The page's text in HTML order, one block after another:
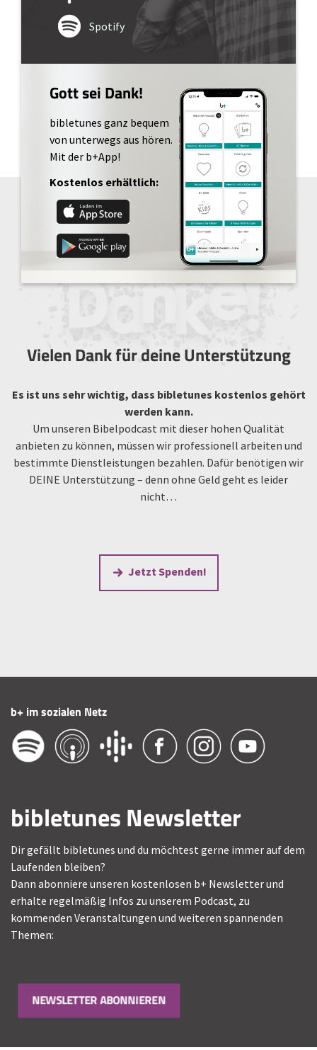
Spotify
Gott sei Dank!
bibletunes ganz bequem
von unterwegs aus hören.
Mit der b+App!
Kostenlos erhältlich:
Vielen Dank für deine Unterstützung
Es ist uns sehr wichtig, dass bibletunes kostenlos gehört
werden kann.
Um unseren Bibelpodcast mit dieser hohen Qualität
anbieten zu können, müssen wir professionell arbeiten und
bestimmte Dienstleistungen bezahlen. Dafür benötigen wir
DEINE Unterstützung – denn ohne Geld geht es leider
nicht…
Jetzt Spenden!
b+ im sozialen Netz
bibletunes Newsletter
Dir gefällt bibletunes und du möchtest gerne immer auf dem
Laufenden bleiben?
Dann abonniere unseren kostenlosen b+ Newsletter und
erhalte regelmäßig Infos zu unserem Podcast, zu
kommenden Veranstaltungen und weiteren spannenden
Themen:
NEWSLETTER ABONNIEREN